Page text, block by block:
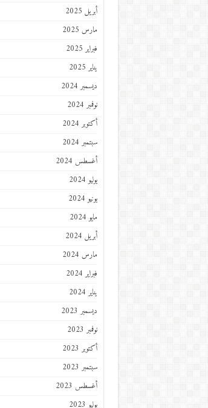
أبريل 2025
مارس 2025
فبراير 2025
يناير 2025
ديسمبر 2024
نوفمبر 2024
أكتوبر 2024
سبتمبر 2024
أغسطس 2024
يوليو 2024
يونيو 2024
مايو 2024
أبريل 2024
مارس 2024
فبراير 2024
يناير 2024
ديسمبر 2023
نوفمبر 2023
أكتوبر 2023
سبتمبر 2023
أغسطس 2023
يوليو 2023